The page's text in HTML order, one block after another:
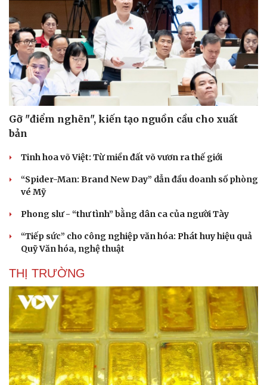
Du lịch
Tư vấn
Săn Tour
check-in
Podcast
Câu chuyện thời sự
Đọc truyện đêm khuya
Cửa sổ tình yêu
Kể chuyện cho bé
Hạt giống tâm hồn
Gỡ "điểm nghẽn", kiến tạo nguồn cầu cho xuất
bản
Tinh hoa võ Việt: Từ miền đất võ vươn ra thế giới
“Spider-Man: Brand New Day” dẫn đầu doanh số phòng
vé Mỹ
Phong slư - “thư tình” bằng dân ca của người Tày
“Tiếp sức” cho công nghiệp văn hóa: Phát huy hiệu quả
Quỹ Văn hóa, nghệ thuật
THỊ TRƯỜNG